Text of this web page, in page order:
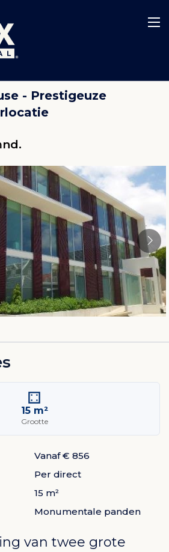
- Prestigeuze
15 m²
Grootte
Vanaf € 856
Per direct
15 m²
Monumentale panden
van twee grote